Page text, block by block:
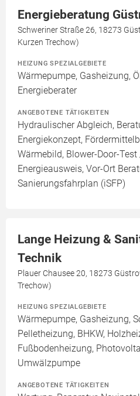
Energieberatung
Schweriner Straße 26, 18273
Kurzen Trechow)
HEIZUNG SPEZIALGEBIETE
Wärmepumpe, Gasheizung,
Energieberater
ANGEBOTENE TÄTIGKEITEN
Hydraulischer Abgleich,
Energiekonzept,
Wärmebild, Blower-Door-
Energieausweis, Vor-Ort
Sanierungsfahrplan (iSFP)
Lange Heizung &
Technik
Plauer Chausee 20, 18273
Trechow)
HEIZUNG SPEZIALGEBIETE
Wärmepumpe, Gasheizung,
Pelletheizung, BHKW,
Fußbodenheizung,
Umwälzpumpe
ANGEBOTENE TÄTIGKEITEN